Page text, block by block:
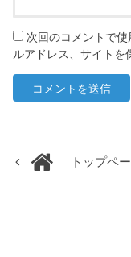
次回のコメントで
ルアドレス、サイトを
トップペ